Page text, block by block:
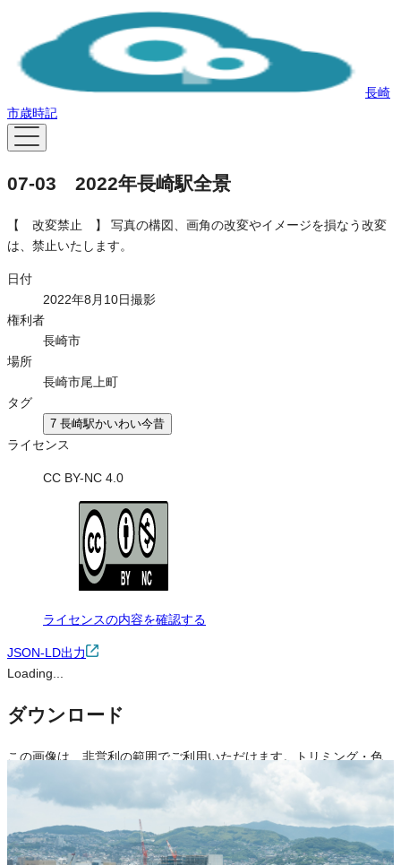
長崎
市歳時記
07-03 2022年長崎駅全景
【 改変禁止 】 写真の構図、画角の改変やイメージを損なう改変
は、禁止いたします。
日付
2022年8月10日撮影
権利者
長崎市
場所
長崎市尾上町
タグ
7 長崎駅かいわい今昔
ライセンス
CC BY-NC 4.0
ライセンスの内容を確認する
JSON-LD出力
Loading...
ダウンロード
この画像は、非営利の範囲でご利用いただけます。トリミング・色
変更などの改変も可能です。クレジット表記は必須です。
※本サイトの利用規約 も適用されます。
営利利用